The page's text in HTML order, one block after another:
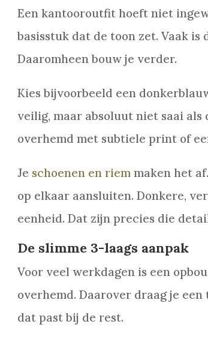
Een kantooroutfit hoeft niet
basisstuk dat de toon zet. Vaak
Daaromheen bouw je verder.
Kies bijvoorbeeld een
veilig, maar absoluut niet saai als
overhemd met subtiele print of
Je schoenen en riemmaken het
op elkaar aansluiten. Donkere,
eenheid. Dat zijn precies die
De slimme 3-laags aanpak
Voor veel werkdagen is een
overhemd. Daarover draag je
dat past bij de rest.